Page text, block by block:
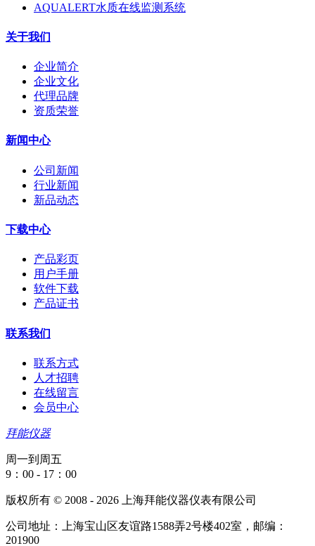
AQUALERT水质在线监测系统
关于我们
企业简介
企业文化
代理品牌
资质荣誉
新闻中心
公司新闻
行业新闻
新品动态
下载中心
产品彩页
用户手册
软件下载
产品证书
联系我们
联系方式
人才招聘
在线留言
会员中心
拜能仪器
周一到周五
9：00 - 17：00
版权所有 © 2008 - 2026 上海拜能仪器仪表有限公司
公司地址：上海宝山区友谊路1588弄2号楼402室，邮编：
201900